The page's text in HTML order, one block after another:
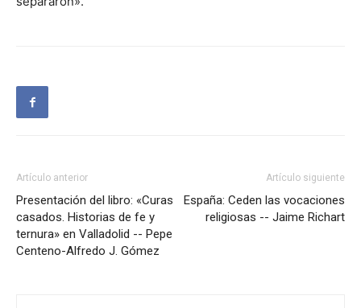
Artículo anterior
Presentación del libro: «Curas
casados. Historias de fe y
ternura» en Valladolid -- Pepe
Centeno-Alfredo J. Gómez
Artículo siguiente
España: Ceden las vocaciones
religiosas -- Jaime Richart